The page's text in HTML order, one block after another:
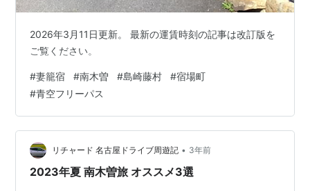
2026年3月11日更新。 最新の運賃時刻の記事は改訂版を
ご覧ください。
#妻籠宿 #南木曽 #島崎藤村 #宿場町
#青空フリーパス
リチャード 名古屋ドライブ周遊記 • 3年前
2023年夏 南木曽旅 オススメ3選